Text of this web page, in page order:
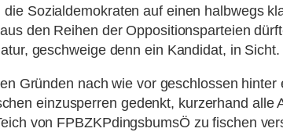
Sozialdemokraten auf einen halbwegs
den Reihen der Oppositionsparteien
geschweige denn ein Kandidat, in Sicht.
Gründen nach wie vor geschlossen
einzusperren gedenkt, kurzerhand alle
von FPBZKPdingsbumsÖ zu fischen